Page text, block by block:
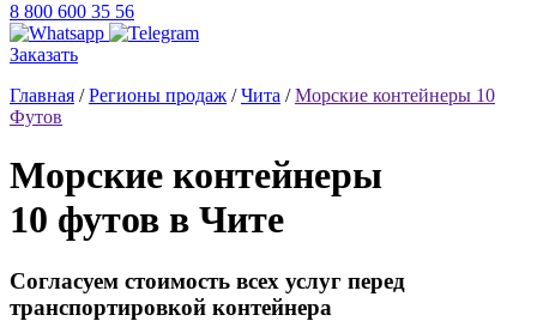
8 800 600 35 56
Заказать
Главная /Регионы продаж /Чита /Морские контейнеры 10
Футов
Морские контейнеры
10 футов в Чите
Согласуем стоимость всех услуг перед
транспортировкой контейнера